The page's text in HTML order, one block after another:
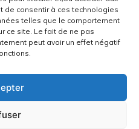
de consentir à ces technologies
telles que le comportement
ce site. Le fait de ne pas
peut avoir un effet négatif